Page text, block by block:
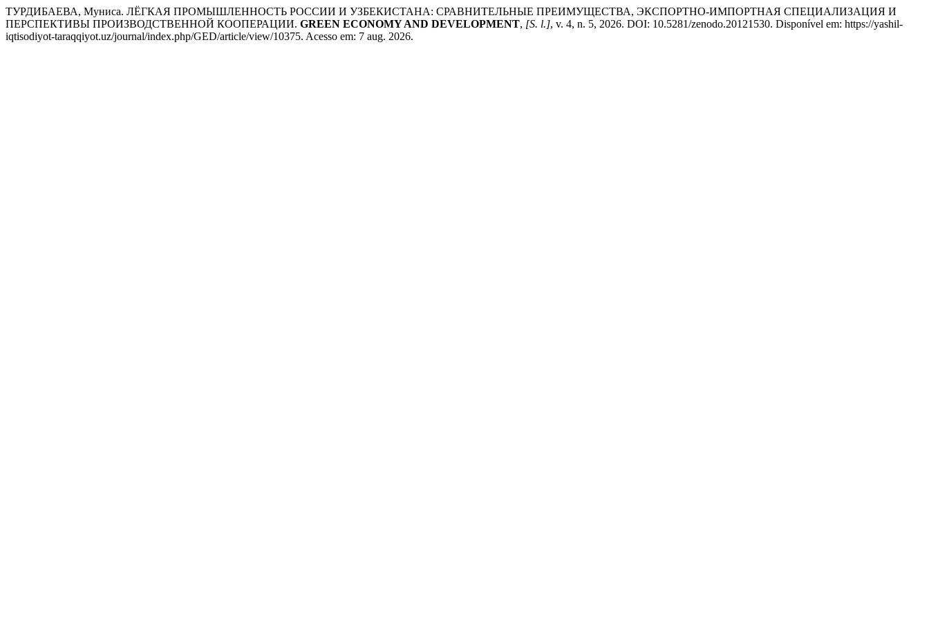
ТУРДИБАЕВА, Муниса. ЛЁГКАЯ ПРОМЫШЛЕННОСТЬ РОССИИ И УЗБЕКИСТАНА: СРАВНИТЕЛЬНЫЕ ПРЕИМУЩЕСТВА, ЭКСПОРТНО-ИМПОРТНАЯ СПЕЦИАЛИЗАЦИЯ И
ПЕРСПЕКТИВЫ ПРОИЗВОДСТВЕННОЙ КООПЕРАЦИИ. GREEN ECONOMY AND DEVELOPMENT, [S. l.], v. 4, n. 5, 2026. DOI: 10.5281/zenodo.20121530. Disponível em: https://yashil-
iqtisodiyot-taraqqiyot.uz/journal/index.php/GED/article/view/10375. Acesso em: 7 aug. 2026.